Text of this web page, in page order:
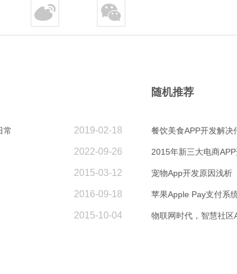
2019-02-18
常
2022-09-26
2015-03-12
2016-09-18
2015-10-04
随机推荐
餐饮美食APP开发解决
2015年新三大电商
宠物App开发原因浅析
苹果Apple Pay支付系
物联网时代，智慧社区